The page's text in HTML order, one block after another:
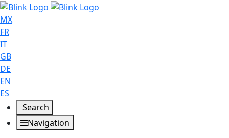
MX
FR
IT
GB
DE
EN
ES
Search
Navigation